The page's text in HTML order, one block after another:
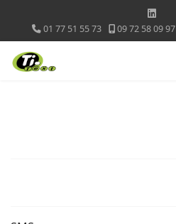
01 77 51 55 73 09 72 58 09 97